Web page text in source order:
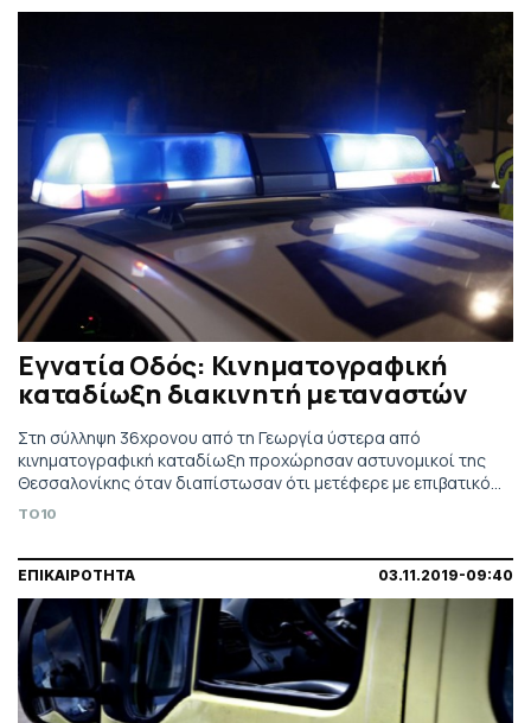
Εγνατία Οδός: Κινηματογραφική
καταδίωξη διακινητή μεταναστών
Στη σύλληψη 36χρονου από τη Γεωργία ύστερα από
κινηματογραφική καταδίωξη προχώρησαν αστυνομικοί της
Θεσσαλονίκης όταν διαπίστωσαν ότι μετέφερε με επιβατικό
όχημα μεγάλο αριθμό ατόμων.
TO10
ΕΠΙΚΑΙΡΟΤΗΤΑ 03.11.2019-09:40